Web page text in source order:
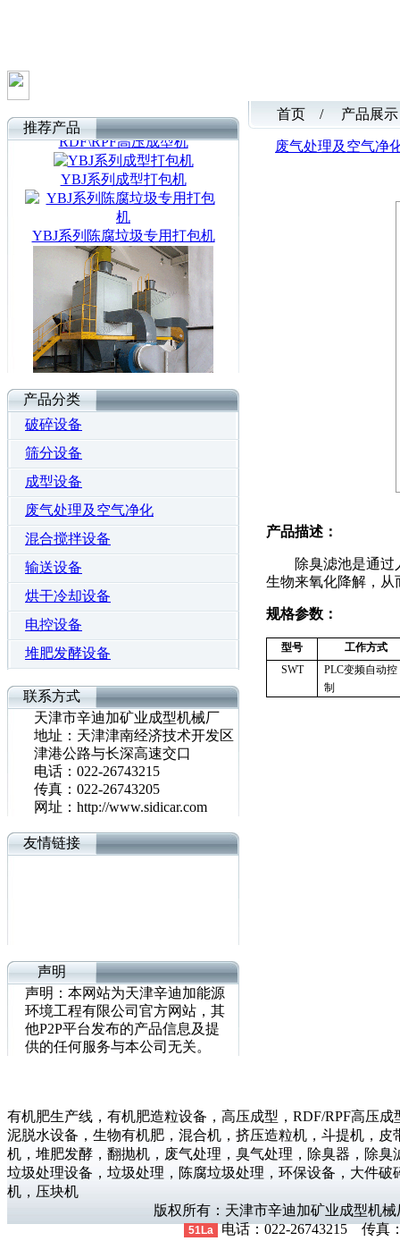
推荐产品
RDF\RPF高压成型机
YBJ系列成型打包机
YBJ系列陈腐垃圾专用打包机
除臭滤池
FH系列单轴混合机
PS系列皮带输送机
GTS系列滚筒破袋筛分机
产品分类
破碎设备
筛分设备
成型设备
废气处理及空气净化
混合搅拌设备
输送设备
烘干冷却设备
电控设备
堆肥发酵设备
联系方式
天津市辛迪加矿业成型机械厂
地址：天津津南经济技术开发区
津港公路与长深高速交口
电话：022-26743215
传真：022-26743205
网址：http://www.sidicar.com
友情链接
友情链接2
友情链接3
声明
声明：本网站为天津辛迪加能源
环境工程有限公司官方网站，其
他P2P平台发布的产品信息及提
供的任何服务与本公司无关。
首页 / 产品展
废气处理及空气净
产品描述：
除臭滤池是通过人
生物来氧化降解，从
规格参数：
型号
工作方式
SWT
PLC变频自动控
制
有机肥生产线，有机肥造粒设备，高压成型，RDF/RPF高压
泥脱水设备，生物有机肥，混合机，挤压造粒机，斗提机，
机，堆肥发酵，翻抛机，废气处理，臭气处理，除臭器，除
垃圾处理设备，垃圾处理，陈腐垃圾处理，环保设备，大件
机，压块机
版权所有：天津市辛迪加矿业成型机
51La 电话：022-26743215 传真